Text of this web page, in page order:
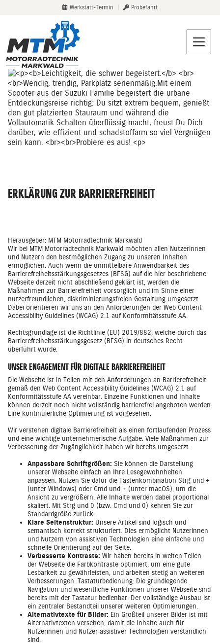
Werkstatt-Termin Probefahrt
ERKLÄRUNG ZUR BARRIEREFREIHEIT
Herausgeber: MTM Motorradtechnik Markwald
Wir bei MTM Motorradtechnik Markwald möchten allen Nutzerinnen
und Nutzern den bestmöglichen Zugang zu unseren Inhalten
ermöglichen. Auch wenn die unmittelbare Anwendbarkeit des
Barrierefreiheitsstärkungsgesetzes (BFSG) auf die hier beschriebene
Webseite derzeit nicht abschließend geklärt ist, werden die
Maßnahmen zur Barrierefreiheit vorsorglich und im Sinne einer
nutzerfreundlichen, diskriminierungsfreien Gestaltung umgesetzt.
Dabei orientieren wir uns an den Anforderungen der Web Content
Accessibility Guidelines (WCAG) 2.1 auf Konformitätsstufe AA.
Rechtsgrundlage ist die Richtlinie (EU) 2019/882, welche durch das
Barrierefreiheitsstärkungsgesetz (BFSG) in deutsches Recht
überführt wurde.
UNSER ENGAGEMENT FÜR DIGITALE BARRIEREFREIHEIT
Die Webseite ist in Teilen mit den Anforderungen an Barrierefreiheit
gemäß den Web Content Accessibility Guidelines (WCAG) 2.1 auf
Konformitätsstufe AA vereinbar. Einzelne Funktionen und Inhalte
können derzeit noch nicht vollständig barrierefrei angeboten werden.
Eine kontinuierliche Optimierung ist vorgesehen.
Wir verstehen digitale Barrierefreiheit als einen fortlaufenden Prozess
und eine wichtige unternehmerische Aufgabe. Viele Maßnahmen zur
Verbesserung der Zugänglichkeit haben wir bereits umgesetzt:
Anpassbare Schriftgrößen: Sie können die Darstellung
unserer Webseite einfach an Ihre Lesegewohnheiten
anpassen. Nutzen Sie dafür die Tastenkombination Strg und +
(unter Windows) oder Cmd und + (unter macOS), um die
Ansicht zu vergrößern. Alle Inhalte werden dabei proportional
skaliert. Mit Strg und 0 (bzw. Cmd und 0) kehren Sie zur
Standardgröße zurück.
Klare Seitenstruktur: Unsere Artikel sind logisch und
semantisch korrekt strukturiert. Dies ermöglicht Nutzerinnen
und Nutzern von assistiven Technologien eine einfache und
schnelle Orientierung auf der Seite.
Verbesserte Kontraste: Wir haben bereits in weiten Teilen
der Webseite die Farbkontraste optimiert, um eine gute
Lesbarkeit zu gewährleisten, und arbeiten stetig an weiteren
Verbesserungen. Tastaturbedienung: Die grundlegende
Navigation und wesentliche Funktionen unserer Webseite sind
bereits mit der Tastatur bedienbar. Der vollständige Ausbau ist
ein zentraler Bestandteil unserer weiteren Optimierungen.
Alternativtexte für Bilder: Ein Großteil unserer Bilder ist mit
Alternativtexten versehen, damit die Inhalte auch für
Nutzerinnen und Nutzer assistiver Technologien verständlich
sind.